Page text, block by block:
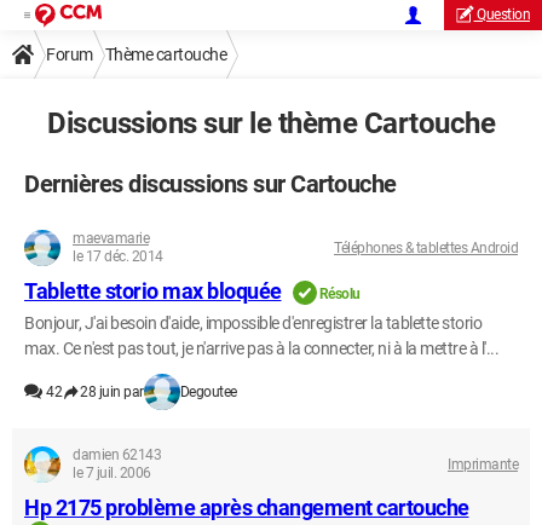
Question
Forum Thème cartouche
Discussions sur le thème Cartouche
Dernières discussions sur Cartouche
maevamarie
le 17 déc. 2014
Téléphones & tablettes Android
Tablette storio max bloquée Résolu
Bonjour, J'ai besoin d'aide, impossible d'enregistrer la tablette storio
max. Ce n'est pas tout, je n'arrive pas à la connecter, ni à la mettre à l'...
42 28 juin par Degoutee
damien 62143
le 7 juil. 2006
Imprimante
Hp 2175 problème après changement cartouche